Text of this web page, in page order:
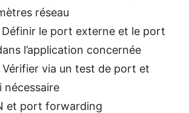
réseau
Définir le port externe et le port
l’application concernée
Vérifier via un test de port et
nécessaire
et port forwarding